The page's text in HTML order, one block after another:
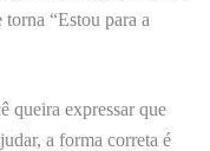
torna “Estou para a
queira expressar que
a forma correta é